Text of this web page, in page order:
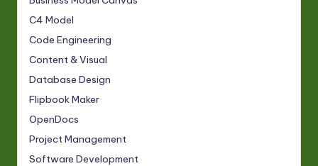
C4 Model
Code Engineering
Content & Visual
Database Design
Flipbook Maker
OpenDocs
Project Management
Software Development